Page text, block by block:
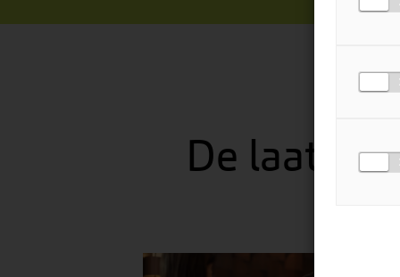
De laatste